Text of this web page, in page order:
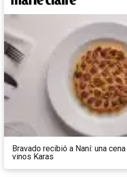
Bravado recibió a Naní: una
vinos Karas